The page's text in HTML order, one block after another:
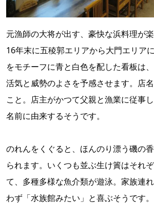
元漁師の大将が出す、豪快な浜料理が
16年末に五稜郭エリアから大門エリア
をモチーフに青と白色を配した看板は
活気と威勢のよさを予感させます。店
こと。店主がかつて父親と漁業に従事
名前に由来するそうです。
のれんをくぐると、ほんのり漂う磯の
られます。いくつも並ぶ生け簀はそれ
て、多種多様な魚介類が遊泳。家族連
わず「水族館みたい」と喜ぶそうです